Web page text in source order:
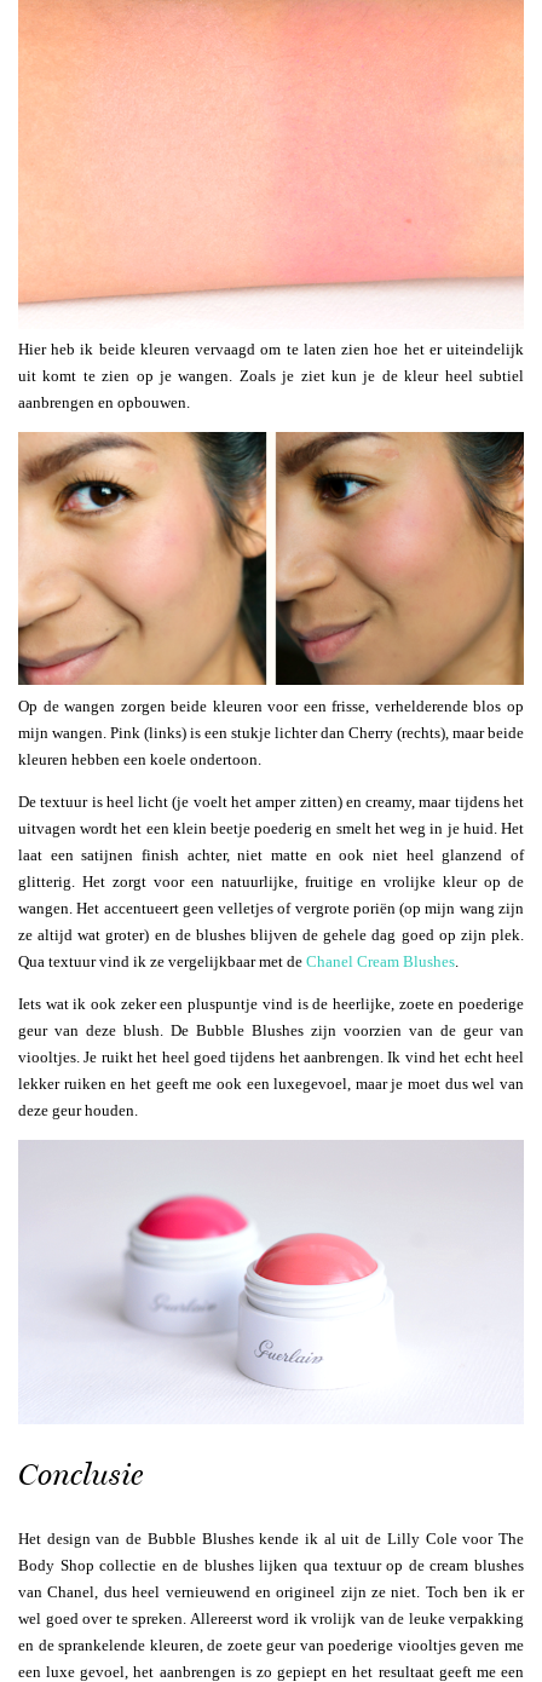
Hier heb ik beide kleuren vervaagd om te laten zien hoe het er uiteindelijk
uit komt te zien op je wangen. Zoals je ziet kun je de kleur heel subtiel
aanbrengen en opbouwen.
Op de wangen zorgen beide kleuren voor een frisse, verhelderende blos op
mijn wangen. Pink (links) is een stukje lichter dan Cherry (rechts), maar beide
kleuren hebben een koele ondertoon.
De textuur is heel licht (je voelt het amper zitten) en creamy, maar tijdens het
uitvagen wordt het een klein beetje poederig en smelt het weg in je huid. Het
laat een satijnen finish achter, niet matte en ook niet heel glanzend of
glitterig. Het zorgt voor een natuurlijke, fruitige en vrolijke kleur op de
wangen. Het accentueert geen velletjes of vergrote poriën (op mijn wang zijn
ze altijd wat groter) en de blushes blijven de gehele dag goed op zijn plek.
Qua textuur vind ik ze vergelijkbaar met de Chanel Cream Blushes
Iets wat ik ook zeker een pluspuntje vind is de heerlijke, zoete en poederige
geur van deze blush. De Bubble Blushes zijn voorzien van de geur van
viooltjes. Je ruikt het heel goed tijdens het aanbrengen. Ik vind het echt heel
lekker ruiken en het geeft me ook een luxegevoel, maar je moet dus wel van
deze geur houden.
Conclusie
Het design van de Bubble Blushes kende ik al uit de Lilly Cole voor The
Body Shop collectie en de blushes lijken qua textuur op de cream blushes
van Chanel, dus heel vernieuwend en origineel zijn ze niet. Toch ben ik er
wel goed over te spreken. Allereerst word ik vrolijk van de leuke verpakking
en de sprankelende kleuren, de zoete geur van poederige viooltjes geven me
een luxe gevoel, het aanbrengen is zo gepiept en het resultaat geeft me een